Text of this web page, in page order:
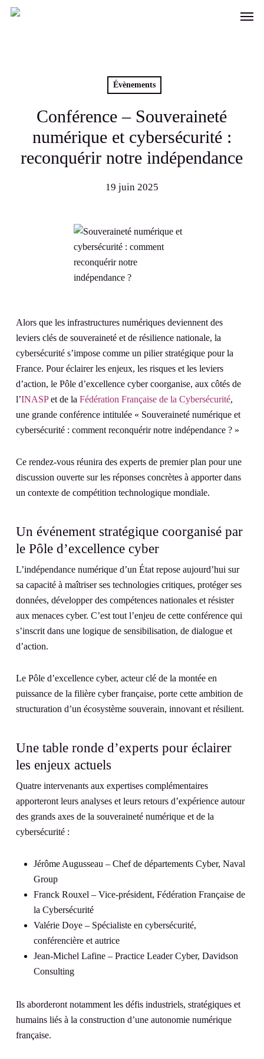
Skip
Menu
Évènements
Conférence – Souveraineté
numérique et cybersécurité :
reconquérir notre indépendance
19 juin 2025
Alors que les infrastructures numériques deviennent des
leviers clés de souveraineté et de résilience nationale, la
cybersécurité s’impose comme un pilier stratégique pour la
France. Pour éclairer les enjeux, les risques et les leviers
d’action, le Pôle d’excellence cyber coorganise, aux côtés de
l’INASPet de la Fédération Française de la Cybersécurité,
une grande conférence intitulée « Souveraineté numérique et
cybersécurité : comment reconquérir notre indépendance ? »
Ce rendez-vous réunira des experts de premier plan pour une
discussion ouverte sur les réponses concrètes à apporter dans
un contexte de compétition technologique mondiale.
Un événement stratégique coorganisé par
le Pôle d’excellence cyber
L’indépendance numérique d’un État repose aujourd’hui sur
sa capacité à maîtriser ses technologies critiques, protéger ses
données, développer des compétences nationales et résister
aux menaces cyber. C’est tout l’enjeu de cette conférence qui
s’inscrit dans une logique de sensibilisation, de dialogue et
d’action.
Le Pôle d’excellence cyber, acteur clé de la montée en
puissance de la filière cyber française, porte cette ambition de
structuration d’un écosystème souverain, innovant et résilient.
Une table ronde d’experts pour éclairer
les enjeux actuels
Quatre intervenants aux expertises complémentaires
apporteront leurs analyses et leurs retours d’expérience autour
des grands axes de la souveraineté numérique et de la
cybersécurité :
Jérôme Augusseau – Chef de départements Cyber, Naval
Group
Franck Rouxel – Vice-président, Fédération Française de
la Cybersécurité
Valérie Doye – Spécialiste en cybersécurité,
conférencière et autrice
Jean-Michel Lafine – Practice Leader Cyber, Davidson
Consulting
Ils aborderont notamment les défis industriels, stratégiques et
humains liés à la construction d’une autonomie numérique
française.